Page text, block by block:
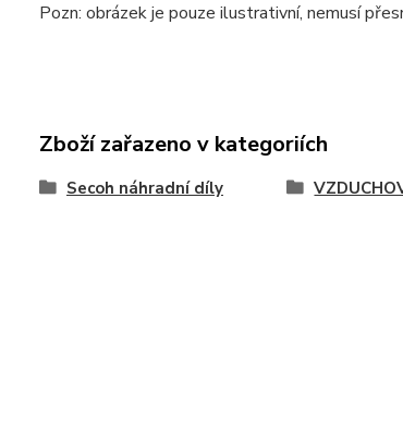
Pozn: obrázek je pouze ilustrativní, nemusí
Zboží zařazeno v kategoriích
Secoh náhradní díly